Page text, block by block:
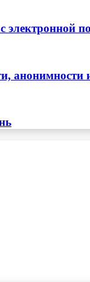
электронной